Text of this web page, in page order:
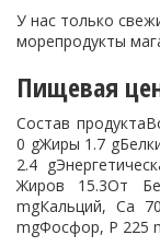
У нас только
морепродукты
Пищевая
Состав
0 gЖиры 1.7
2.4
Жиров 15.3От
mgКальций, Ca
mgФосфор, P 225